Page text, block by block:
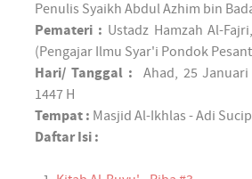
Penulis Syaikh Abdul Azhim bin
Pemateri : Ustadz Hamzah Al-
(Pengajar Ilmu Syar'i Pondok
Hari/ Tanggal : Ahad, 25
1447 H
Tempat : Masjid Al-Ikhlas - Adi
Daftar Isi :